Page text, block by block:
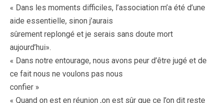
« Dans les moments difficiles, l’association m’a été d’une
aide essentielle, sinon j’aurais
sûrement replongé et je serais sans doute mort
aujourd’hui».
« Dans notre entourage, nous avons peur d’être jugé et de
ce fait nous ne voulons pas nous
confier »
« Quand on est en réunion ,on est sûr que ce l’on dit reste